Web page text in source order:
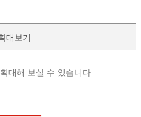
대보기
대해 보실 수 있습니다